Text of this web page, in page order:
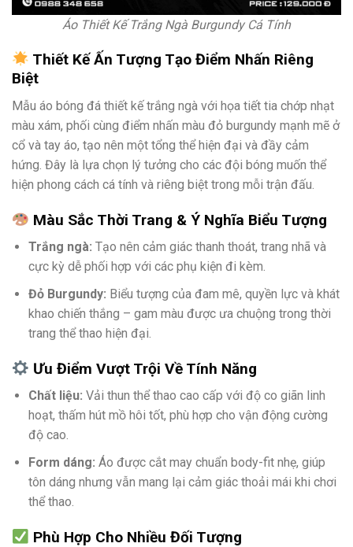
Áo Thiết Kế Trắng Ngà Burgundy Cá Tính
Thiết Kế Ấn Tượng Tạo Điểm Nhấn Riêng
Biệt
Mẫu áo bóng đá thiết kế trắng ngà với họa tiết tia chớp nhạt
màu xám, phối cùng điểm nhấn màu đỏ burgundy mạnh mẽ ở
cổ và tay áo, tạo nên một tổng thể hiện đại và đầy cảm
hứng. Đây là lựa chọn lý tưởng cho các đội bóng muốn thể
hiện phong cách cá tính và riêng biệt trong mỗi trận đấu.
Màu Sắc Thời Trang & Ý Nghĩa Biểu Tượng
Trắng ngà: Tạo nên cảm giác thanh thoát, trang nhã và
cực kỳ dễ phối hợp với các phụ kiện đi kèm.
Đỏ Burgundy: Biểu tượng của đam mê, quyền lực và khát
khao chiến thắng – gam màu được ưa chuộng trong thời
trang thể thao hiện đại.
Ưu Điểm Vượt Trội Về Tính Năng
Chất liệu: Vải thun thể thao cao cấp với độ co giãn linh
hoạt, thấm hút mồ hôi tốt, phù hợp cho vận động cường
độ cao.
Form dáng: Áo được cắt may chuẩn body-fit nhẹ, giúp
tôn dáng nhưng vẫn mang lại cảm giác thoải mái khi chơi
thể thao.
Phù Hợp Cho Nhiều Đối Tượng